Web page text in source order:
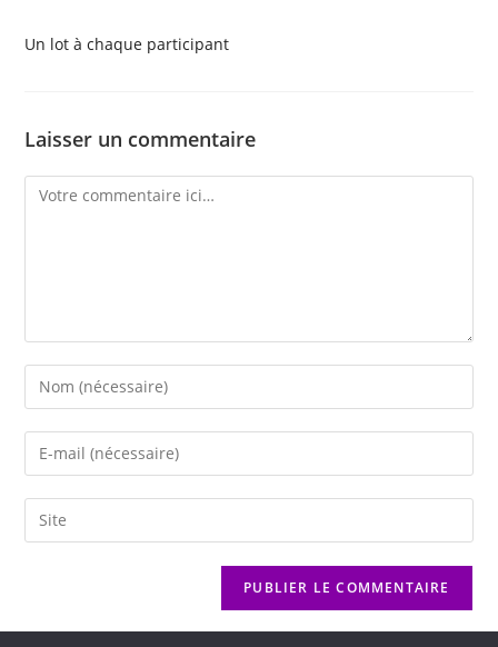
Un lot à chaque participant
Laisser un commentaire